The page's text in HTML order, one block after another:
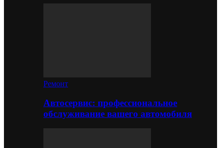
Ремонт
Автосервис: профессиональное
обслуживание вашего автомобиля